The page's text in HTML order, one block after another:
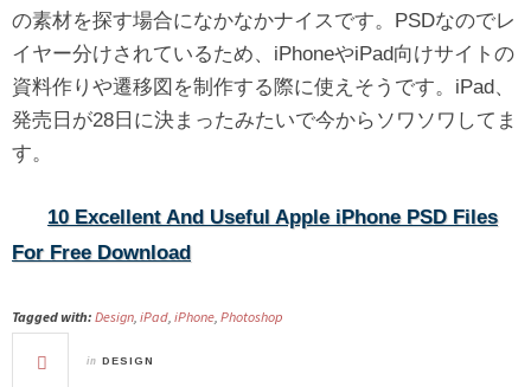
の素材を探す場合になかなかナイスです。PSDなのでレ
イヤー分けされているため、iPhoneやiPad向けサイトの
資料作りや遷移図を制作する際に使えそうです。iPad、
発売日が28日に決まったみたいで今からソワソワしてま
す。
10 Excellent And Useful Apple iPhone PSD Files
For Free Download
Tagged with: Design, iPad, iPhone, Photoshop
in DESIGN